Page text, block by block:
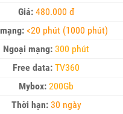
Giá:480.000 đ
<20 phút (1000 phút)
Ngoại mạng: 300 phút
Free data: TV360
Mybox: 200Gb
Thời hạn:30 ngày